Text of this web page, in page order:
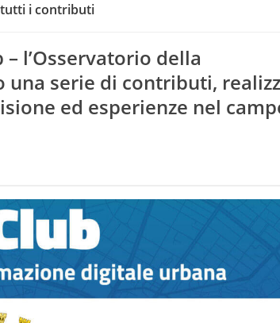
tutti i contributi
l’Osservatorio della
una serie di contributi,
ed esperienze nel